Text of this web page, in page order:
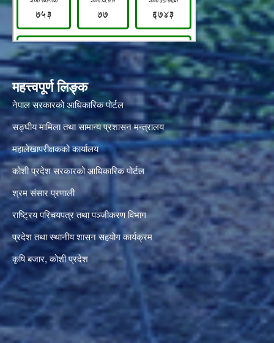
महत्त्वपूर्ण लिङ्क
नेपाल सरकारको आधिकारिक पोर्टल
सङ्‍घीय मामिला तथा सामान्य प्रशासन मन्त्रालय
महालेखापरीक्षकको कार्यालय
कोशी प्रदेश सरकारको आधिकारिक पोर्टल
श्रम संसार प्रणाली
राष्ट्रिय परिचयपत्र तथा पञ्जीकरण विभाग
प्रदेश तथा स्थानीय शासन सहयोग कार्यक्रम
कृषि बजार, कोशी प्रदेश